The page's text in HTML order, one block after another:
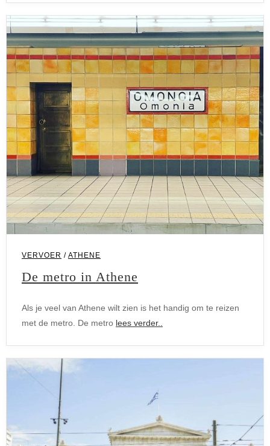
Vervoer
VERVOER / ATHENE
De metro in Athene
Als je veel van Athene wilt zien is het handig om te reizen
met de metro. De metro lees verder..